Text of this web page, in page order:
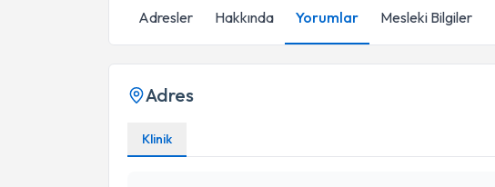
Adresler Hakkında Yorumlar Mesleki Bilgiler
Adres
Klinik